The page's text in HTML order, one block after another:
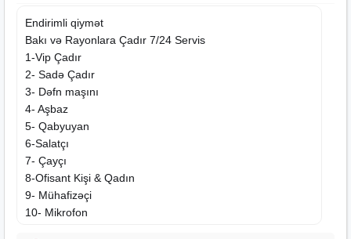
Endirimli qiymət
Bakı və Rayonlara Çadır 7/24 Servis
1-Vip Çadır
2- Sadə Çadır
3- Dəfn maşını
4- Aşbaz
5- Qabyuyan
6-Salatçı
7- Çayçı
8-Ofisant Kişi & Qadın
9- Mühafizəçi
10- Mikrofon